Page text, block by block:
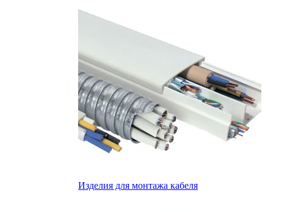
Изделия для монтажа кабеля